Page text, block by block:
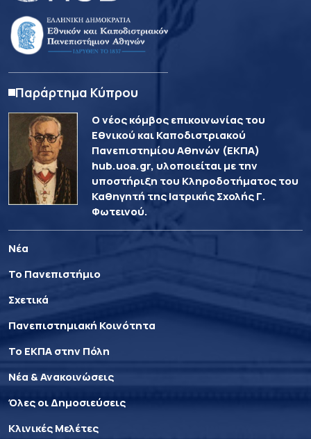
Παράρτημα Κύπρου
Ο νέος κόμβος επικοινωνίας του
Εθνικού και Καποδιστριακού
Πανεπιστημίου Αθηνών (ΕΚΠΑ)
hub.uoa.gr, υλοποιείται με την
υποστήριξη του Κληροδοτήματος του
Καθηγητή της Ιατρικής Σχολής Γ.
Φωτεινού.
Νέα
Το Πανεπιστήμιο
Σχετικά
Πανεπιστημιακή Κοινότητα
Το ΕΚΠΑ στην Πόλη
Νέα & Ανακοινώσεις
Όλες οι Δημοσιεύσεις
Κλινικές Μελέτες